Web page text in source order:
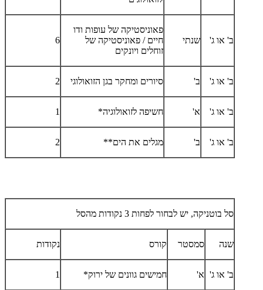
ב' או ג' שנתי
פאוניסטיקה של עופות ודו
חיים / פאוניסטיקה של
זוחלים ויונקים
6
ב' או ג' ב' סיורים ומחקר בגן הזואולוגי 2
ב' או ג' א' חשיפה לזואולוגיה* 1
ב' או ג' ב' מגלים את הים**
2
סל בוטניקה, יש לבחור לפחות 3 נקודות מהסל
שנה סמסטר קורס נקודות
ב' או ג' א' חמישים גוונים של ירוק* 1